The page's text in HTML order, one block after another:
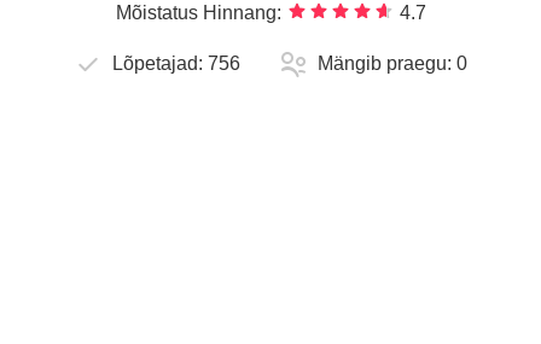
Mõistatus Hinnang: 4.7
Lõpetajad: 756 Mängib praegu: 0